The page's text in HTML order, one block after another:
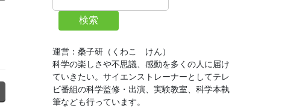
検索
運営：桑子研（くわこ　けん）
科学の楽しさや不思議、感動を多くの人に届け
ていきたい。サイエンストレーナーとしてテレ
ビ番組の科学監修・出演、実験教室、科学本執
筆なども行っています。